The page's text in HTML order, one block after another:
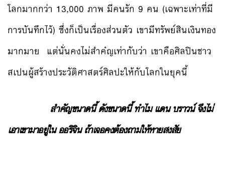
โลกมากกว่า 13,000 ภาพ มีคนรัก 9 คน (เฉพาะเท่าที่มี
การบันทึกไว้) ซึ่งก็เป็นเรื่องส่วนตัว เขามีทรัพย์สินเงินทอง
มากมาย แต่นั่นคงไม่สำคํญเท่ากับว่า เขาคือศิลปินชาว
สเปนผู้สร้างประวัติศาสตร์ศิลปะให้กับโลกในยุคนี้
สำคัญขนาดนี้ ดังขนาดนี้ ทำไม แดน บราวน์ จึงไม่
เอาเขามาอยู่ใน ออริจิน ถ้าเจอคงต้องถามให้หายสงสัย